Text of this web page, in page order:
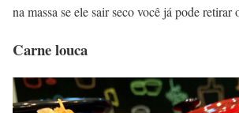
na massa se ele sair seco você já pode
Carne louca